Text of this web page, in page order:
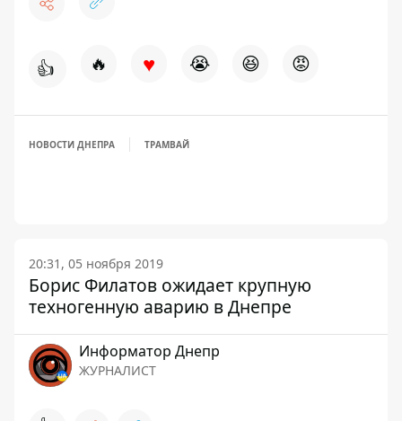
👍 🔥 ♥ 😭 😆 😡
НОВОСТИ ДНЕПРА ТРАМВАЙ
20:31, 05 ноября 2019
Борис Филатов ожидает крупную
техногенную аварию в Днепре
Информатор Днепр
ЖУРНАЛИСТ